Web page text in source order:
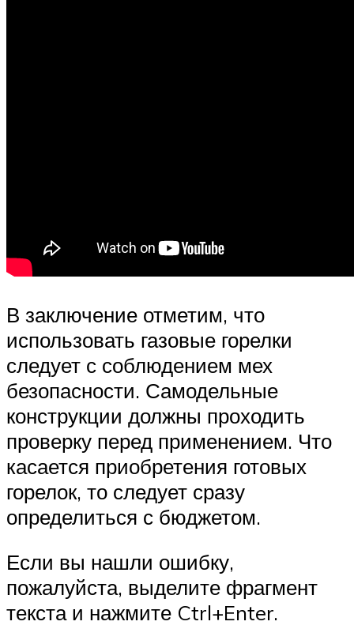
В заключение отметим, что
использовать газовые горелки
следует с соблюдением мех
безопасности. Самодельные
конструкции должны проходить
проверку перед применением. Что
касается приобретения готовых
горелок, то следует сразу
определиться с бюджетом.
Если вы нашли ошибку,
пожалуйста, выделите фрагмент
текста и нажмите Ctrl+Enter.